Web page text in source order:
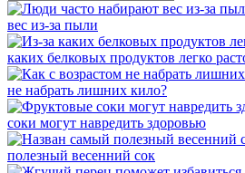
вес из-за пыли
каких белковых продуктов легко
не набрать лишних кило?
соки могут навредить здоровью
полезный весенний сок